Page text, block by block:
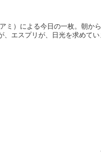
ミ）による今日の一枚。朝か
、エスプリが、日光を求めて